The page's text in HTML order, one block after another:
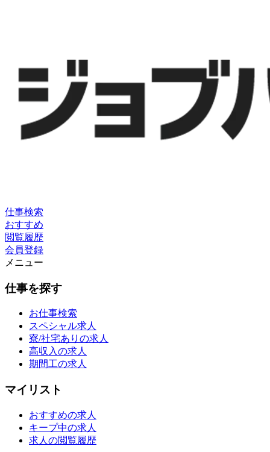
仕事検索
おすすめ
閲覧履歴
会員登録
メニュー
仕事を探す
お仕事検索
スペシャル求人
寮/社宅ありの求人
高収入の求人
期間工の求人
マイリスト
おすすめの求人
キープ中の求人
求人の閲覧履歴